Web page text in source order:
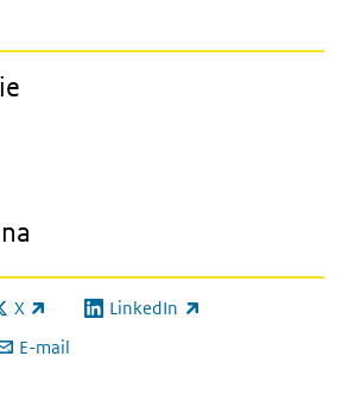
X link) LinkedIn
(externe link)
E-mail